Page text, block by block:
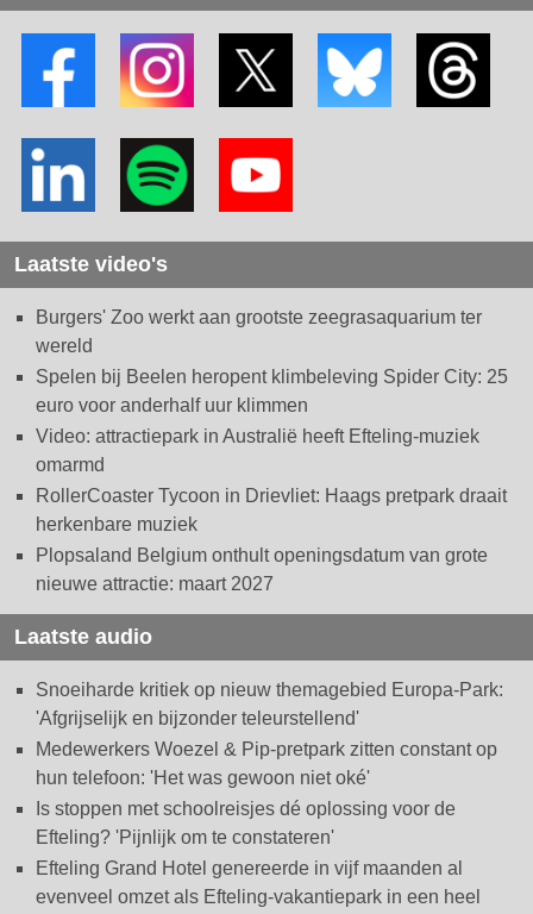
Laatste video's
Burgers' Zoo werkt aan grootste zeegrasaquarium ter
wereld
Spelen bij Beelen heropent klimbeleving Spider City: 25
euro voor anderhalf uur klimmen
Video: attractiepark in Australië heeft Efteling-muziek
omarmd
RollerCoaster Tycoon in Drievliet: Haags pretpark draait
herkenbare muziek
Plopsaland Belgium onthult openingsdatum van grote
nieuwe attractie: maart 2027
Laatste audio
Snoeiharde kritiek op nieuw themagebied Europa-Park:
'Afgrijselijk en bijzonder teleurstellend'
Medewerkers Woezel & Pip-pretpark zitten constant op
hun telefoon: 'Het was gewoon niet oké'
Is stoppen met schoolreisjes dé oplossing voor de
Efteling? 'Pijnlijk om te constateren'
Efteling Grand Hotel genereerde in vijf maanden al
evenveel omzet als Efteling-vakantiepark in een heel